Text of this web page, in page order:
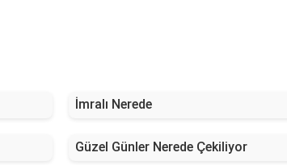
İmralı Nerede
Güzel Günler Nerede Çekiliyor